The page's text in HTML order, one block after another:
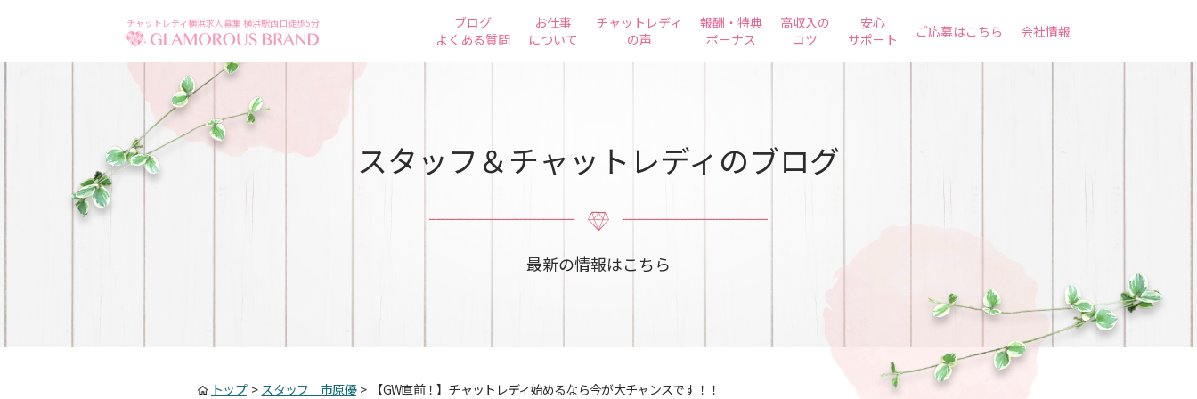
チャットレディ横浜求人募集 横浜駅西口徒歩5分
ブログ
よくある質問
お仕事
について
チャットレディ
の声
報酬・特典
ボーナス
高収入の
コツ
安心
サポート
ご応募はこちら 会社情報
スタッフ＆チャットレディのブログ
最新の情報はこちら
トップ> スタッフ 市原優> 【GW直前！】チャットレディ始めるなら今が大チャンスです！！